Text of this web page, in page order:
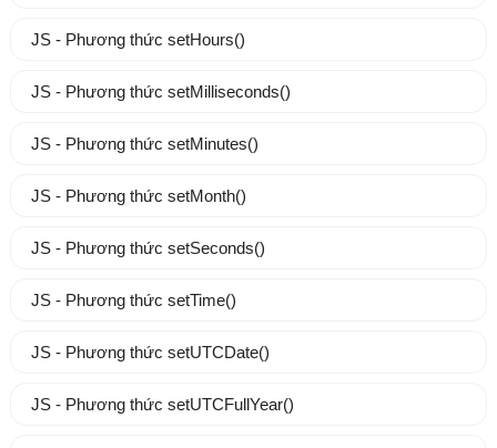
JS - Phương thức setHours()
JS - Phương thức setMilliseconds()
JS - Phương thức setMinutes()
JS - Phương thức setMonth()
JS - Phương thức setSeconds()
JS - Phương thức setTime()
JS - Phương thức setUTCDate()
JS - Phương thức setUTCFullYear()